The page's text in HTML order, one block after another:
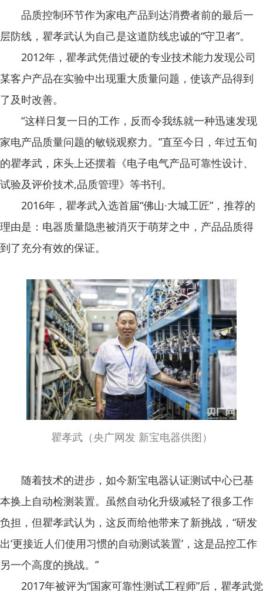
品质控制环节作为家电产品到达消费者前的最后一
层防线，瞿孝武认为自己是这道防线忠诚的“守卫者”。
2012年，瞿孝武凭借过硬的专业技术能力发现公司
某客户产品在实验中出现重大质量问题，使该产品得到
了及时改善。
“这样日复一日的工作，反而令我练就一种迅速发现
家电产品质量问题的敏锐观察力。”直至今日，年过五旬
的瞿孝武，床头上还摆着《电子电气产品可靠性设计、
试验及评价技术,品质管理》等书刊。
2016年，瞿孝武入选首届“佛山·大城工匠”，推荐的
理由是：电器质量隐患被消灭于萌芽之中，产品品质得
到了充分有效的保证。
瞿孝武（央广网发 新宝电器供图）
随着技术的进步，如今新宝电器认证测试中心已基
本换上自动检测装置。虽然自动化升级减轻了很多工作
负担，但瞿孝武认为，这反而给他带来了新挑战，“研发
出‘更接近人们使用习惯的自动测试装置’，这是品控工作
另一个高度的挑战。”
2017年被评为“国家可靠性测试工程师”后，瞿孝武觉